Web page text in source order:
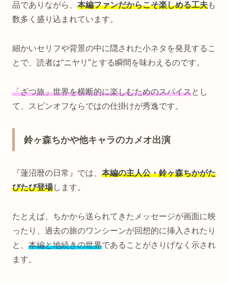
品でありながら、 本編ファンだからこそ楽しめる工夫も
数多く盛り込まれています。
細かいセリフや背景の中に隠された小ネタを発見するこ
とで、読者は“ニヤリ”とする瞬間を味わえるのです。
「ざつ旅」世界を横断的に楽しむためのスパイスとし
て、スピンオフならではの仕掛けが秀逸です。
鈴ヶ森ちかや他キャラのカメオ出演
『蓮沼暦の日常』では、 本編の主人公・鈴ヶ森ちかがた
びたび登場します。
たとえば、ちかから送られてきたメッセージが画面に映
ったり、過去の旅のワンシーンが回想的に挿入されたり
と、 本編と地続きの世界であることがさりげなく示され
ます。